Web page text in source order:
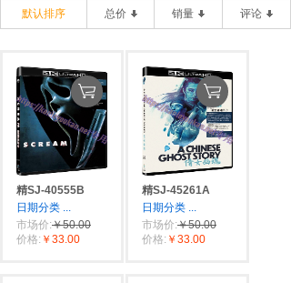
默认排序 总价 销量 评论
精SJ-40555B
日期分类 ...
市场价:￥50.00
价格: ￥33.00
精SJ-45261A
日期分类 ...
市场价:￥50.00
价格: ￥33.00